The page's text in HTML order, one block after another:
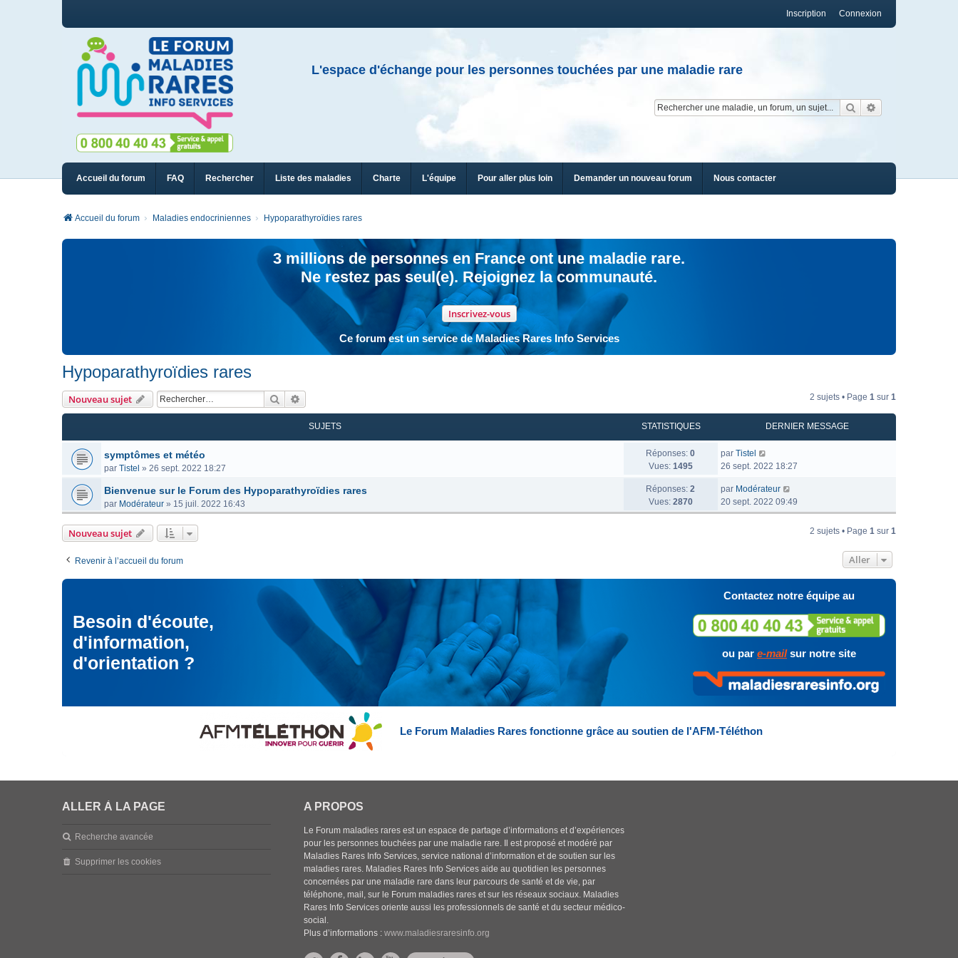
Connexion
Inscription
L'espace d'échange pour les personnes touchées par une maladie rare
Rechercher
Accueil du forum FAQ Rechercher Liste des maladies Charte L'équipe Pour aller plus loin Demander un nouveau forum Nous contacter
Accueil du forum Maladies endocriniennes Hypoparathyroïdies rares
3 millions de personnes en France ont une maladie rare.
Ne restez pas seul(e). Rejoignez la communauté.
Inscrivez-vous
Ce forum est un service de Maladies Rares Info Services
Hypoparathyroïdies rares
Nouveau sujet Rechercher 2 sujets • Page 1 sur 1
SUJETS STATISTIQUES DERNIER MESSAGE
symptômes et météo
par Tistel » 26 sept. 2022 18:27
Réponses: 0
Vues: 1495
par Tistel
26 sept. 2022 18:27
Bienvenue sur le Forum des Hypoparathyroïdies rares
par Modérateur » 15 juil. 2022 16:43
Réponses: 2
Vues: 2870
par Modérateur
20 sept. 2022 09:49
Nouveau sujet 2 sujets • Page 1 sur 1
Revenir à l’accueil du forum Aller
Besoin d'écoute,
d'information,
d'orientation ?
Contactez notre équipe au
ou par e-mailsur notre site
Le Forum Maladies Rares fonctionne grâce au soutien de l'AFM-Téléthon
ALLER À LA PAGE
Recherche avancée
Supprimer les cookies
A PROPOS
Le Forum maladies rares est un espace de partage d’informations et d’expériences
pour les personnes touchées par une maladie rare. Il est proposé et modéré par
Maladies Rares Info Services, service national d’information et de soutien sur les
maladies rares. Maladies Rares Info Services aide au quotidien les personnes
concernées par une maladie rare dans leur parcours de santé et de vie, par
téléphone, mail, sur le Forum maladies rares et sur les réseaux sociaux. Maladies
Rares Info Services oriente aussi les professionnels de santé et du secteur médico-
social.
Plus d’informations :www.maladiesraresinfo.org